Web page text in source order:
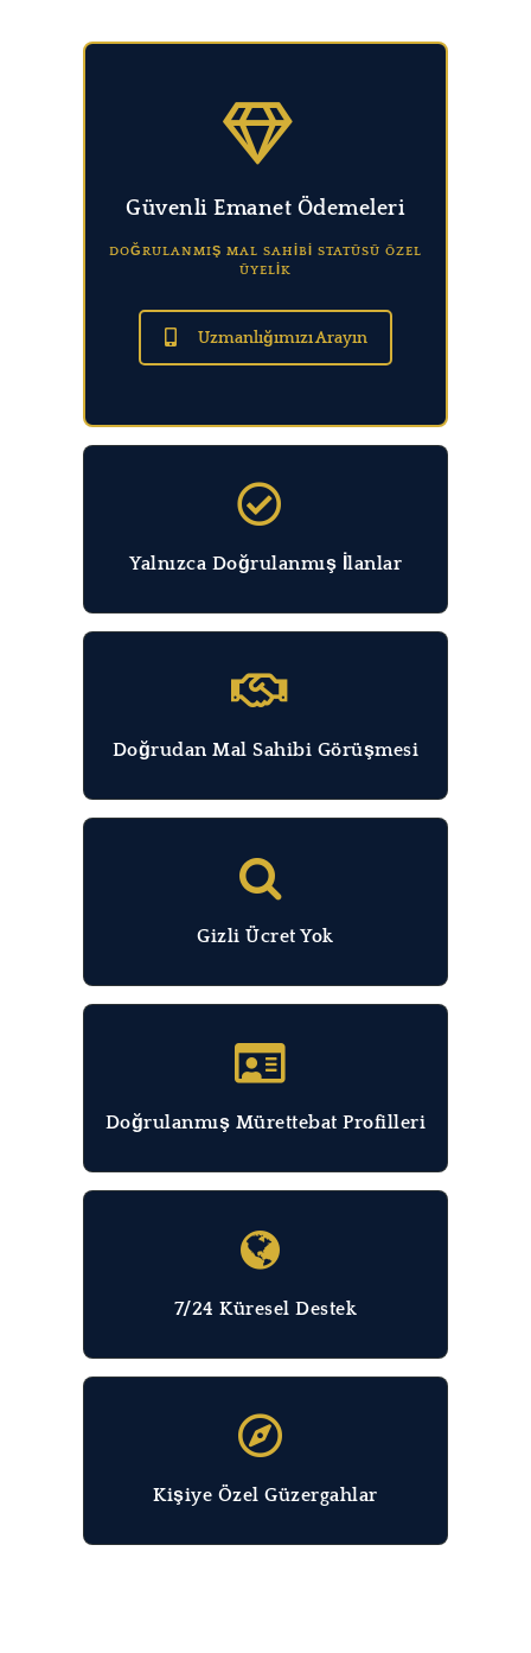
Güvenli Emanet Ödemeleri
DOĞRULANMIŞ MAL SAHİBİ STATÜSÜ ÖZEL
ÜYELİK
Uzmanlığımızı Arayın
Yalnızca Doğrulanmış İlanlar
Doğrudan Mal Sahibi Görüşmesi
Gizli Ücret Yok
Doğrulanmış Mürettebat Profilleri
7/24 Küresel Destek
Kişiye Özel Güzergahlar